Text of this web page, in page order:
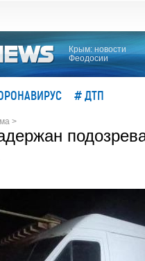
Крым: новости
Феодосии
# ДТП
>